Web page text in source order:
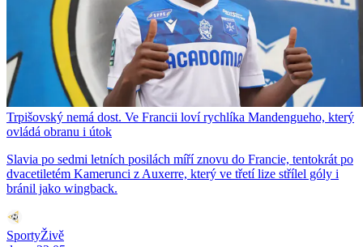
Trpišovský nemá dost. Ve Francii loví rychlíka Mandengueho, který
ovládá obranu i útok
Slavia po sedmi letních posilách míří znovu do Francie, tentokrát po
dvacetiletém Kamerunci z Auxerre, který ve třetí lize střílel góly i
bránil jako wingback.
SportyŽivě